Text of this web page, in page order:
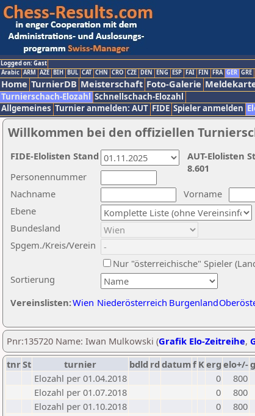
Logged on: Gast
Arabic ARM AZE BIH BUL CAT CHN CRO CZE DEN ENG ESP FAI FIN FRA GER GRE
Home TurnierDB Meisterschaft Foto-Galerie
Turnierschach-Elozahl Schnellschach-Elozahl
Allgemeines Turnier anmelden: AUT FIDE Spieler anmelden
Willkommen bei den offiziellen
Nachname
Vorname
Ebene
Sortierung
Personennummer
Bundesland
Spgem./Kreis/Verein
Nur "österreichische" Spieler
Vereinslisten:Wien Niederösterreich Burgenland
AUT-Elolisten
8.601
FIDE-Elolisten Stand
Pnr:135720 Name: Iwan Mulkowski (Grafik Elo-Zeitreihe,
tnrSt turnier bdld rd datumf Kerg elo+/-
Elozahl per 01.04.2018
0
800
Elozahl per 01.07.2018
0
800
Elozahl per 01.10.2018
0
800